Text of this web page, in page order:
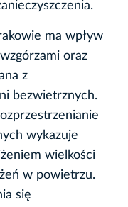
ma wpływ
oraz
z
bezwietrznych.
wykazuje
wielkości
w powietrzu.
się